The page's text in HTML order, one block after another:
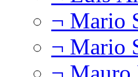
¬ Mario
¬ Mario